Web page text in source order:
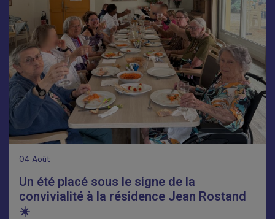
04 Août
Un été placé sous le signe de la
convivialité à la résidence Jean Rostand
☀️